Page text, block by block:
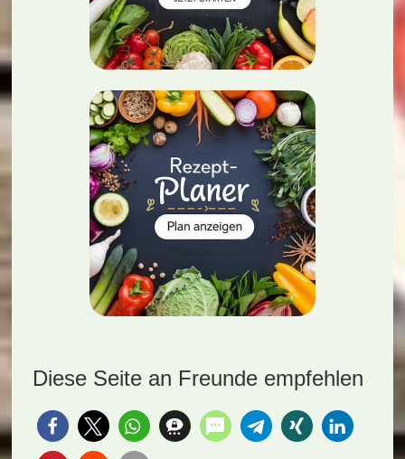
Diese Seite an Freunde empfehlen